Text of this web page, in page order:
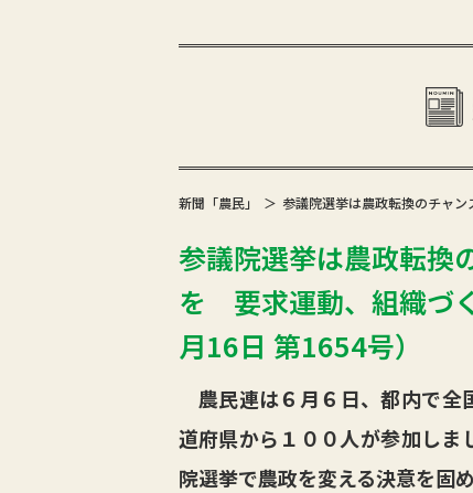
新聞「農民」 参議院選挙は農政転換のチャ
参議院選挙は農政転
を 要求運動、組織づ
月16日 第1654号）
農民連は６月６日、都内で全
道府県から１００人が参加し
院選挙で農政を変える決意を固